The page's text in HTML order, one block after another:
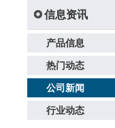
信息资讯
产品信息
热门动态
公司新闻
行业动态